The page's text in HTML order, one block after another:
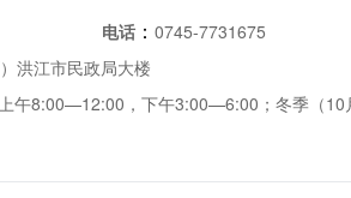
电话 ： 0745-7731675
洪江市民政局大楼
午8:00—12:00，下午3:00—6:00；冬季（